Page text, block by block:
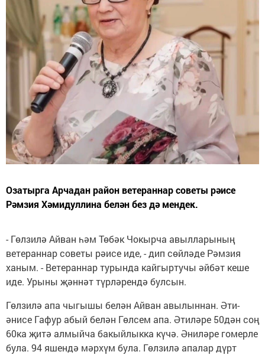
Озатырга Арчадан район ветераннар советы рәисе
Рәмзия Хәмидуллина белән без дә мендек.
- Гөлзилә Айван һәм Төбәк Чокырча авылларының
ветераннар советы рәисе иде, - дип сөйләде Рәмзия
ханым. - Ветераннар турында кайгыртучы әйбәт кеше
иде. Урыны җәннәт түрләрендә булсын.
Гөлзилә апа чыгышы белән Айван авылыннан. Әти-
әнисе Гафур абый белән Гөлсем апа. Әтиләре 50дән соң
60ка җитә алмыйча бакыйлыкка күчә. Әниләре гомерле
була. 94 яшендә мәрхүм була. Гөлзилә апалар дүрт